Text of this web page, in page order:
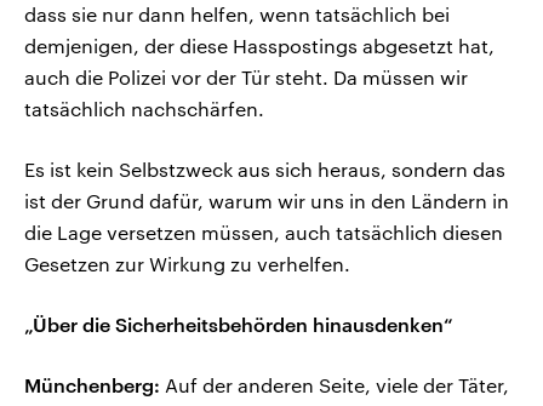
dass sie nur dann helfen, wenn tatsächlich bei
demjenigen, der diese Hasspostings abgesetzt hat,
auch die Polizei vor der Tür steht. Da müssen wir
tatsächlich nachschärfen.
Es ist kein Selbstzweck aus sich heraus, sondern das
ist der Grund dafür, warum wir uns in den Ländern in
die Lage versetzen müssen, auch tatsächlich diesen
Gesetzen zur Wirkung zu verhelfen.
„Über die Sicherheitsbehörden hinausdenken“
Münchenberg: Auf der anderen Seite, viele der Täter,